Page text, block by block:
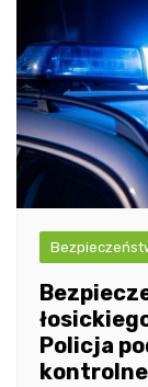
Policja
kontrolne